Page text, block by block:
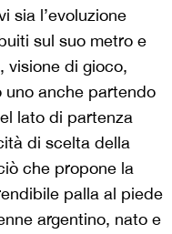
sia l’evoluzione
sul suo metro e
visione di gioco,
uno anche partendo
lato di partenza
di scelta della
che propone la
palla al piede
argentino, nato e